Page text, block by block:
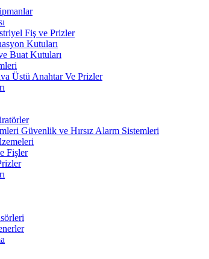
Fiş ve Prizler
Kutuları
Buat Kutuları
Üstü Anahtar Ve Prizler
Güvenlik ve Hırsız Alarm Sistemleri
Fişler